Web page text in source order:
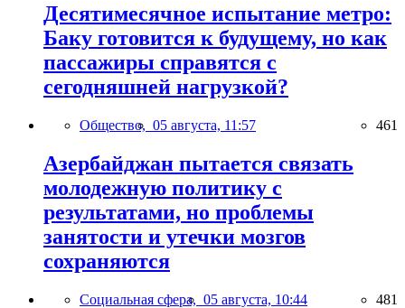
Десятимесячное испытание метро:
Баку готовится к будущему, но как
пассажиры справятся с
сегодняшней нагрузкой?
Общество, 05 августа, 11:57 461
Азербайджан пытается связать
молодежную политику с
результатами, но проблемы
занятости и утечки мозгов
сохраняются
Социальная сфера, 05 августа, 10:44 481